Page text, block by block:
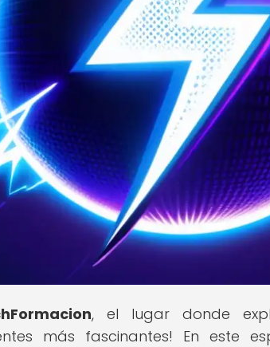
, el lugar donde
más fascinantes! En este